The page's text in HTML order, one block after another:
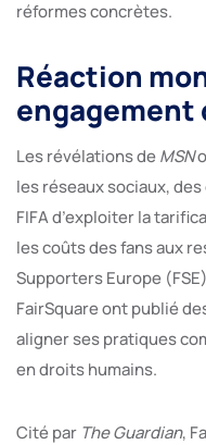
réformes concrètes.
Réaction
engagement
Les révélations deMSN
les réseaux sociaux,
FIFA d’exploiter la
les coûts des fans aux
Supporters Europe
FairSquare ont publié
aligner ses pratiques
en droits humains.
Cité par The Guardian,